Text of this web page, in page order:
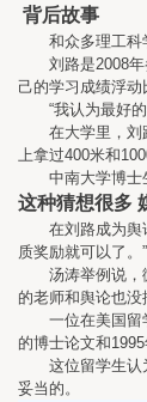
背后故事
和众多理工科学
刘路是2008年参
己的学习成绩浮动
“我认为最好的
在大学里，刘路
上拿过400米和
中南大学博士生
这种猜想很多
在刘路成为舆论
质奖励就可以了。”
汤涛举例说，微
的老师和舆论也没
一位在美国留学
的博士论文和
这位留学生认为
妥当的。